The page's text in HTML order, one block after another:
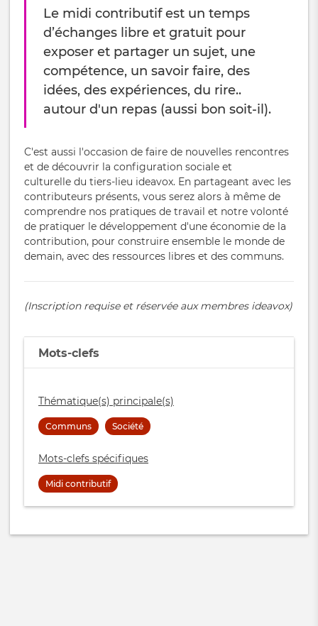
Le midi contributif est un temps
d’échanges libre et gratuit pour
exposer et partager un sujet, une
compétence, un savoir faire, des
idées, des expériences, du rire..
autour d'un repas (aussi bon soit-il).
C'est aussi l'occasion de faire de nouvelles rencontres
et de découvrir la configuration sociale et
culturelle du tiers-lieu ideavox. En partageant avec les
contributeurs présents, vous serez alors à même de
comprendre nos pratiques de travail et notre volonté
de pratiquer le développement d'une économie de la
contribution, pour construire ensemble le monde de
demain, avec des ressources libres et des communs.
(Inscription requise et réservée aux membres ideavox)
Mots-clefs
Thématique(s) principale(s)
Communs Société
Mots-clefs spécifiques
Midi contributif